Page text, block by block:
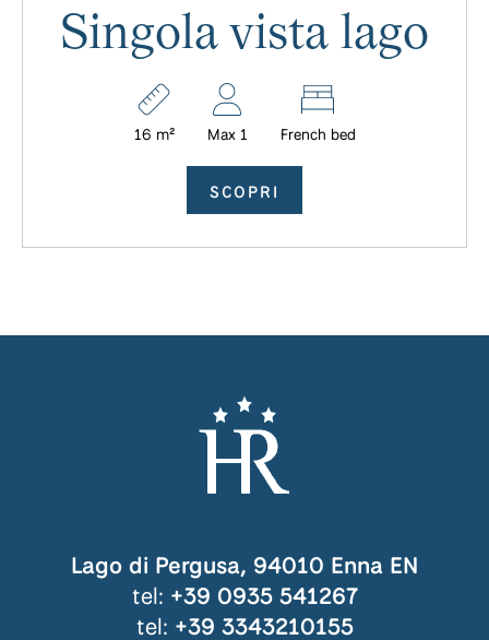
Singola vista lago
16 m² Max 1 French bed
SCOPRI
Lago di Pergusa, 94010 Enna EN
tel: +39 0935 541267
tel: +39 3343210155